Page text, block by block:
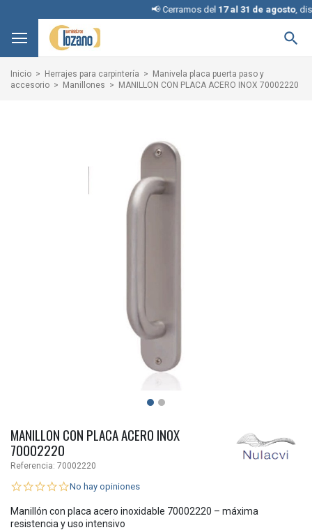
📢 Cerramos del17 al 31 de agosto,

Inicio Herrajes para carpintería
Manivela placa puerta paso y
accesorio
Manillones MANILLON CON PLACA ACERO INOX 70002220
MANILLON CON PLACA ACERO INOX
70002220
Referencia: 70002220
No hay opiniones
Manillón con placa acero inoxidable 70002220 – máxima
resistencia y uso intensivo